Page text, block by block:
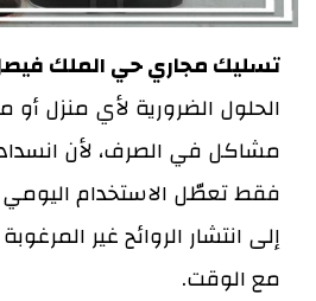
تسليك مجاري حي الملك
الحلول الضرورية لأي منزل أو
مشاكل في الصرف، لأن
فقط تعطّل الاستخدام
إلى انتشار الروائح غير
مع الوقت.